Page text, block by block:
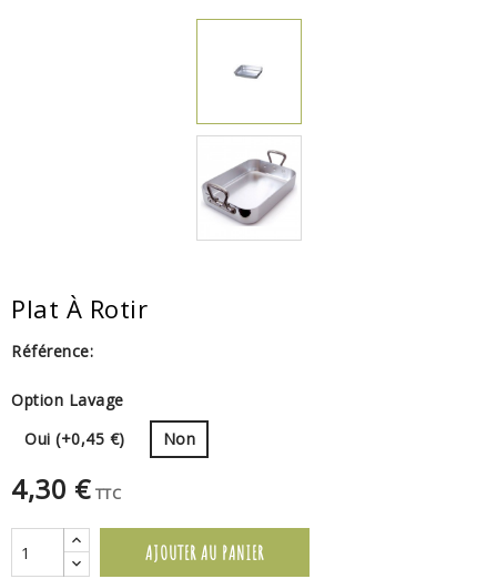
Plat À Rotir
Référence:
Option Lavage
Oui (+0,45 €)
Non
4,30 € TTC
AJOUTER AU PANIER